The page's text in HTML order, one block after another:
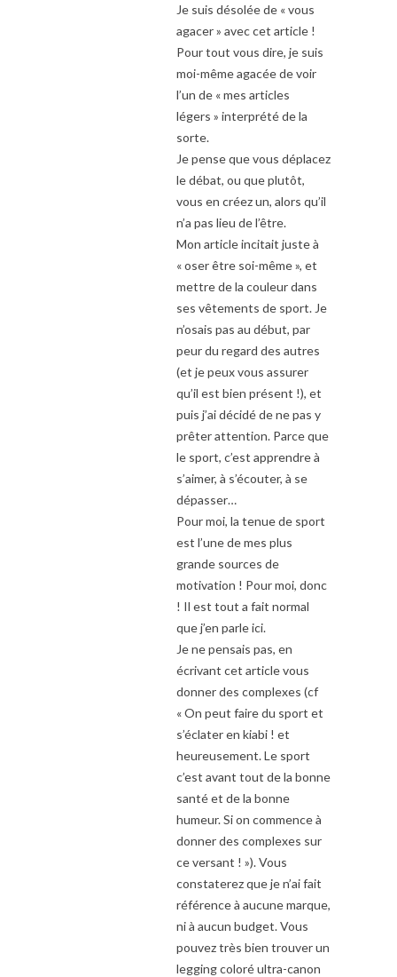
Je suis désolée de « vous
agacer » avec cet article !
Pour tout vous dire, je suis
moi-même agacée de voir
l’un de « mes articles
légers » interprété de la
sorte.
Je pense que vous déplacez
le débat, ou que plutôt,
vous en créez un, alors qu’il
n’a pas lieu de l’être.
Mon article incitait juste à
« oser être soi-même », et
mettre de la couleur dans
ses vêtements de sport. Je
n’osais pas au début, par
peur du regard des autres
(et je peux vous assurer
qu’il est bien présent !), et
puis j’ai décidé de ne pas y
prêter attention. Parce que
le sport, c’est apprendre à
s’aimer, à s’écouter, à se
dépasser…
Pour moi, la tenue de sport
est l’une de mes plus
grande sources de
motivation ! Pour moi, donc
! Il est tout a fait normal
que j’en parle ici.
Je ne pensais pas, en
écrivant cet article vous
donner des complexes (cf
« On peut faire du sport et
s’éclater en kiabi ! et
heureusement. Le sport
c’est avant tout de la bonne
santé et de la bonne
humeur. Si on commence à
donner des complexes sur
ce versant ! »). Vous
constaterez que je n’ai fait
référence à aucune marque,
ni à aucun budget. Vous
pouvez très bien trouver un
legging coloré ultra-canon